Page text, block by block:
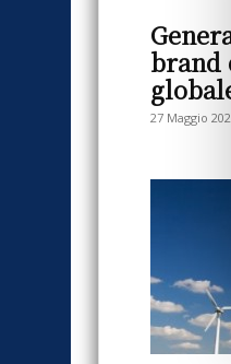
brand
27 Maggio